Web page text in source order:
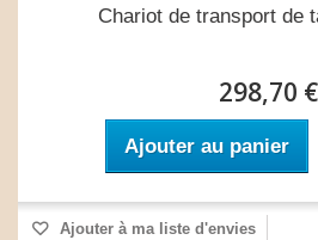
Chariot de transport de
298,70 €
Ajouter au panier
Ajouter à ma liste d'envies